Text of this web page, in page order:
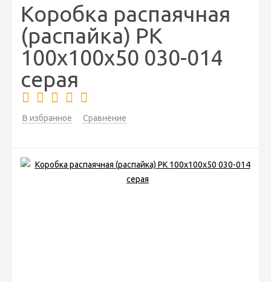
Коробка распаячная
(распайка) РК
100х100х50 030-014
серая
В избранное Сравнение